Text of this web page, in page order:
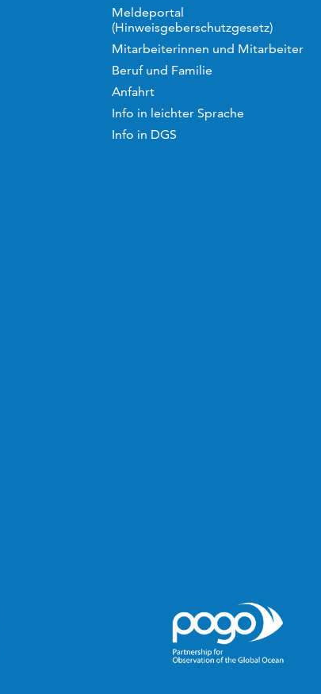
Meldeportal
(Hinweisgeberschutzgesetz)
Mitarbeiterinnen und Mitarbeiter
Beruf und Familie
Anfahrt
Info in leichter Sprache
Info in DGS